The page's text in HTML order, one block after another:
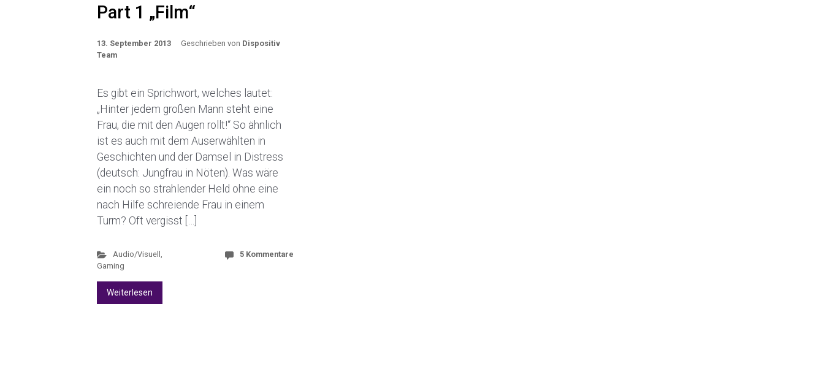
Part 1 „Film“
13. September 2013 Geschrieben von Dispositiv
Team
Es gibt ein Sprichwort, welches lautet:
„Hinter jedem großen Mann steht eine
Frau, die mit den Augen rollt!“ So ähnlich
ist es auch mit dem Auserwählten in
Geschichten und der Damsel in Distress
(deutsch: Jungfrau in Nöten). Was wäre
ein noch so strahlender Held ohne eine
nach Hilfe schreiende Frau in einem
Turm? Oft vergisst […]
Audio/Visuell ,
Gaming
5 Kommentare
Weiterlesen